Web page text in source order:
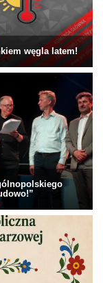
węgla latem!